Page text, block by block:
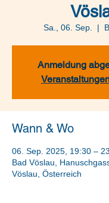
Sa., 06. Sep.
  |
Anmeldung
Wann & Wo
06. Sep. 2025, 19:30 –
Bad Vöslau,
Vöslau, Österreich